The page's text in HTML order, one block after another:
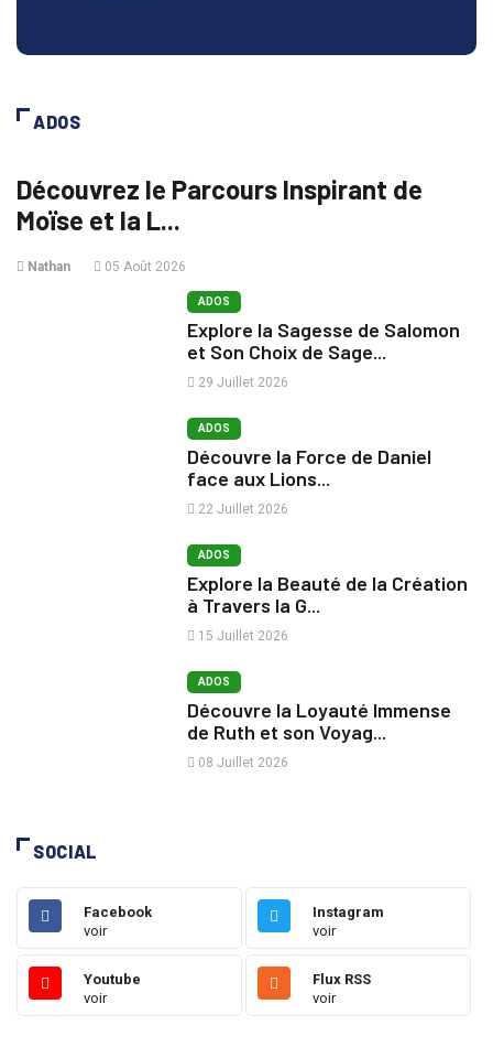
ADOS
ADOS
Découvrez le Parcours Inspirant de
Moïse et la L...
Nathan 05 Août 2026
ADOS
Explore la Sagesse de Salomon
et Son Choix de Sage...
29 Juillet 2026
ADOS
Découvre la Force de Daniel
face aux Lions...
22 Juillet 2026
ADOS
Explore la Beauté de la Création
à Travers la G...
15 Juillet 2026
ADOS
Découvre la Loyauté Immense
de Ruth et son Voyag...
08 Juillet 2026
SOCIAL
Facebook
voir
Instagram
voir
Youtube
voir
Flux RSS
voir